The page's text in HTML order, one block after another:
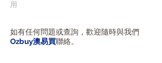
用
如有任何問題或查詢，歡迎隨時與我們
Ozbuy澳易買聯絡。